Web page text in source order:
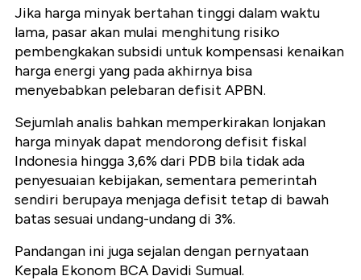
Jika harga minyak bertahan tinggi dalam waktu
lama, pasar akan mulai menghitung risiko
pembengkakan subsidi untuk kompensasi kenaikan
harga energi yang pada akhirnya bisa
menyebabkan pelebaran defisit APBN.
Sejumlah analis bahkan memperkirakan lonjakan
harga minyak dapat mendorong defisit fiskal
Indonesia hingga 3,6% dari PDB bila tidak ada
penyesuaian kebijakan, sementara pemerintah
sendiri berupaya menjaga defisit tetap di bawah
batas sesuai undang-undang di 3%.
Pandangan ini juga sejalan dengan pernyataan
Kepala Ekonom BCA Davidi Sumual.